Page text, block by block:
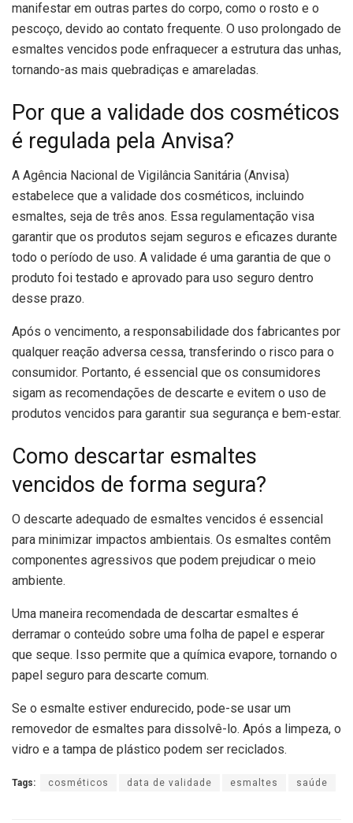
manifestar em outras partes do corpo, como o rosto e o
pescoço, devido ao contato frequente. O uso prolongado de
esmaltes vencidos pode enfraquecer a estrutura das unhas,
tornando-as mais quebradiças e amareladas.
Por que a validade dos cosméticos
é regulada pela Anvisa?
A Agência Nacional de Vigilância Sanitária (Anvisa)
estabelece que a validade dos cosméticos, incluindo
esmaltes, seja de três anos. Essa regulamentação visa
garantir que os produtos sejam seguros e eficazes durante
todo o período de uso. A validade é uma garantia de que o
produto foi testado e aprovado para uso seguro dentro
desse prazo.
Após o vencimento, a responsabilidade dos fabricantes por
qualquer reação adversa cessa, transferindo o risco para o
consumidor. Portanto, é essencial que os consumidores
sigam as recomendações de descarte e evitem o uso de
produtos vencidos para garantir sua segurança e bem-estar.
Como descartar esmaltes
vencidos de forma segura?
O descarte adequado de esmaltes vencidos é essencial
para minimizar impactos ambientais. Os esmaltes contêm
componentes agressivos que podem prejudicar o meio
ambiente.
Uma maneira recomendada de descartar esmaltes é
derramar o conteúdo sobre uma folha de papel e esperar
que seque. Isso permite que a química evapore, tornando o
papel seguro para descarte comum.
Se o esmalte estiver endurecido, pode-se usar um
removedor de esmaltes para dissolvê-lo. Após a limpeza, o
vidro e a tampa de plástico podem ser reciclados.
Tags: cosméticos data de validade esmaltes saúde